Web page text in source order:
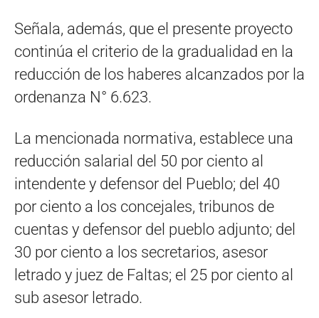
Señala, además, que el presente proyecto
continúa el criterio de la gradualidad en la
reducción de los haberes alcanzados por la
ordenanza N° 6.623.
La mencionada normativa, establece una
reducción salarial del 50 por ciento al
intendente y defensor del Pueblo; del 40
por ciento a los concejales, tribunos de
cuentas y defensor del pueblo adjunto; del
30 por ciento a los secretarios, asesor
letrado y juez de Faltas; el 25 por ciento al
sub asesor letrado.